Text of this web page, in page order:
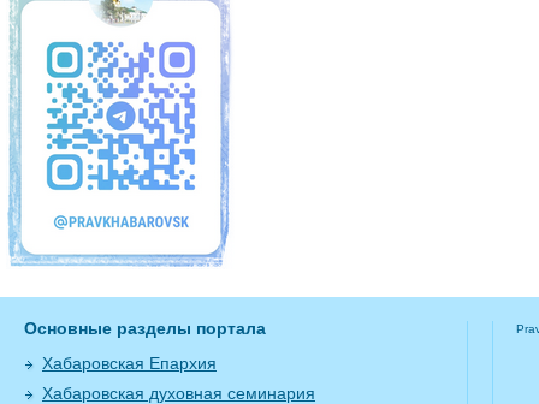
Основные разделы портала
Хабаровская Епархия
Хабаровская духовная семинария